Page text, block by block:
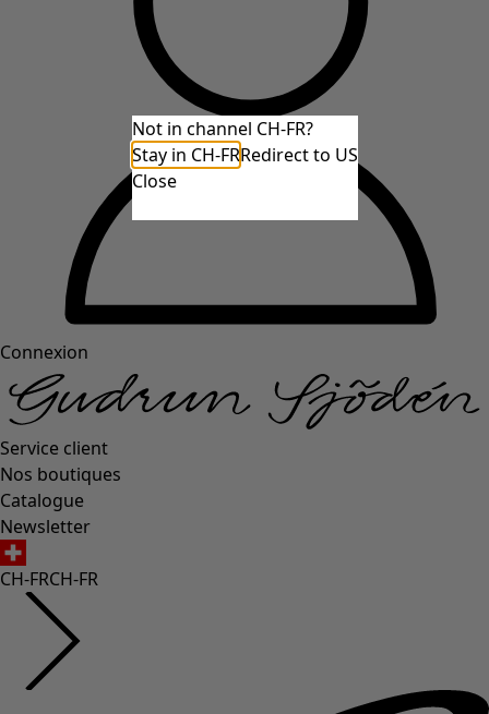
Connexion
Service client
Nos boutiques
Catalogue
Newsletter
CH-FRCH-FR
Not in channel CH-FR?
Stay in CH-FRRedirect to US
Close